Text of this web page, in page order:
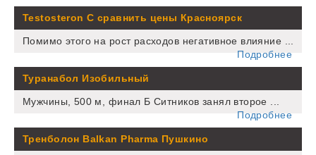
Testosteron C сравнить цены Красноярск
Помимо этого на рост расходов негативное влияние ...
Подробнее
Туранабол Изобильный
Мужчины, 500 м, финал Б Ситников занял второе ...
Подробнее
Тренболон Balkan Pharma Пушкино